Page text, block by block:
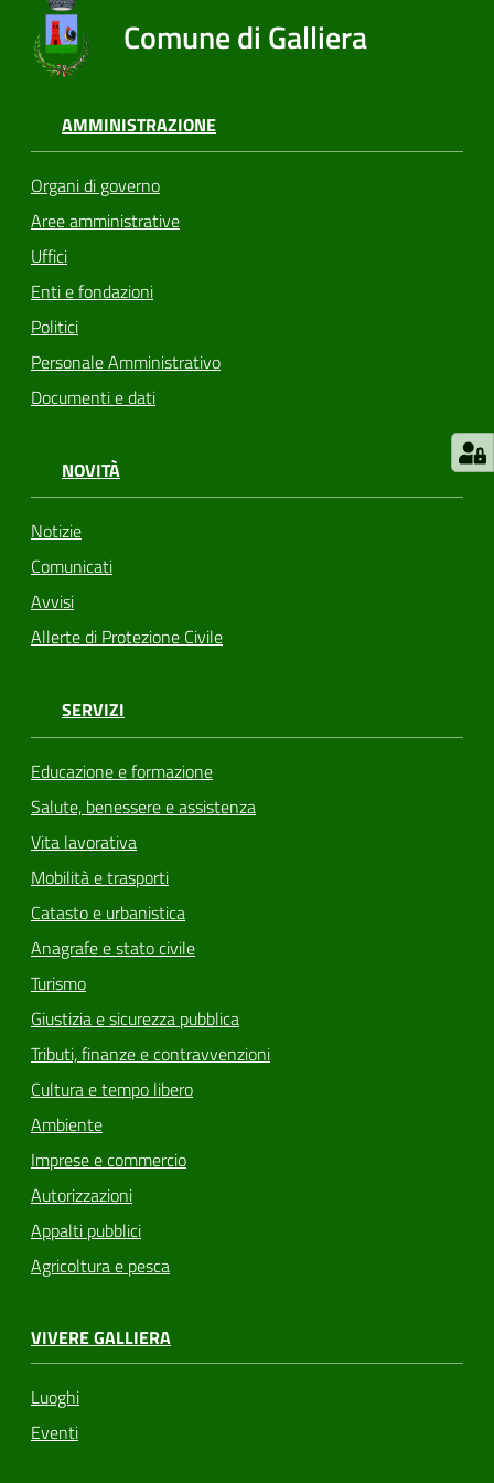
Comune di Galliera
AMMINISTRAZIONE
Organi di governo
Aree amministrative
Uffici
Enti e fondazioni
Politici
Personale Amministrativo
Documenti e dati
NOVITÀ
Notizie
Comunicati
Avvisi
Allerte di Protezione Civile
SERVIZI
Educazione e formazione
Salute, benessere e assistenza
Vita lavorativa
Mobilità e trasporti
Catasto e urbanistica
Anagrafe e stato civile
Turismo
Giustizia e sicurezza pubblica
Tributi, finanze e contravvenzioni
Cultura e tempo libero
Ambiente
Imprese e commercio
Autorizzazioni
Appalti pubblici
Agricoltura e pesca
VIVERE GALLIERA
Luoghi
Eventi